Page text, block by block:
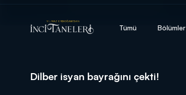
Tümü Bölümler
Dilber isyan bayrağını çekti!